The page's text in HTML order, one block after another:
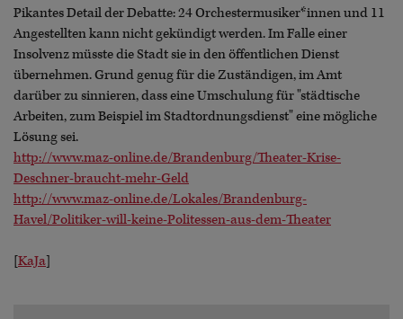
Pikantes Detail der Debatte: 24 Orchestermusiker*innen und 11
Angestellten kann nicht gekündigt werden. Im Falle einer
Insolvenz müsste die Stadt sie in den öffentlichen Dienst
übernehmen. Grund genug für die Zuständigen, im Amt
darüber zu sinnieren, dass eine Umschulung für "städtische
Arbeiten, zum Beispiel im Stadtordnungsdienst" eine mögliche
Lösung sei.
http://www.maz-online.de/Brandenburg/Theater-Krise-
Deschner-braucht-mehr-Geld
http://www.maz-online.de/Lokales/Brandenburg-
Havel/Politiker-will-keine-Politessen-aus-dem-Theater
[KaJa]